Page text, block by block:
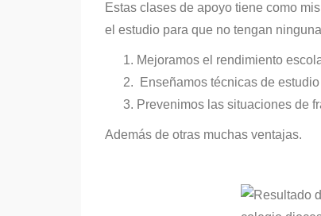
Estas clases de apoyo tiene como
el estudio para que no tengan
Mejoramos el rendimiento
Enseñamos técnicas de
Prevenimos las situaciones de
Además de otras muchas ventajas.